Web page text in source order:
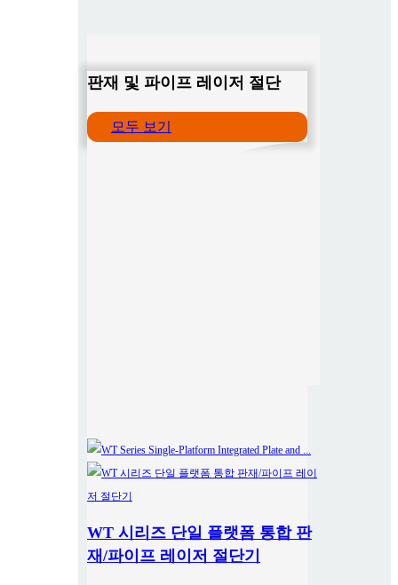
판재 및 파이프 레이저 절단
모두 보기
WT 시리즈 단일 플랫폼 통합 판
재/파이프 레이저 절단기